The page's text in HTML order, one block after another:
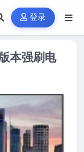
登录
本强刷电